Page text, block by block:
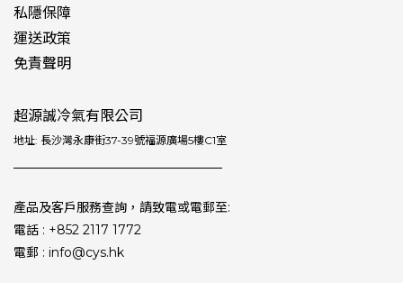
私隱保障
運送政策
免責聲明
超源誠冷氣有限公司
地址: 長沙灣永康街37-39號福源廣場5樓C1室
產品及客戶服務查詢，請致電或電郵至:
電話 : +852 2117 1772
電郵 : info@cys.hk